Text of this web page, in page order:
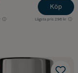
Lägsta pris 296 kr
Köp